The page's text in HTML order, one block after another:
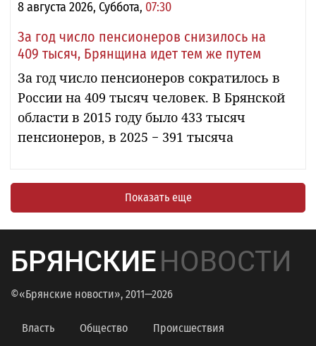
8 августа 2026, Суббота, 07:30
За год число пенсионеров снизилось на
409 тысяч, Брянщина идет тем же путем
За год число пенсионеров сократилось в
России на 409 тысяч человек. В Брянской
области в 2015 году было 433 тысяч
пенсионеров, в 2025 − 391 тысяча
Показать еще
БРЯНСКИЕНОВОСТИ
©«Брянские новости», 2011—2026
Власть Общество Происшествия